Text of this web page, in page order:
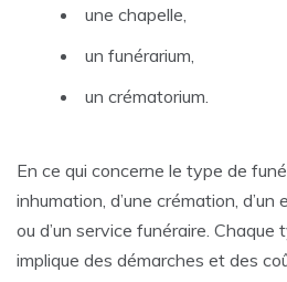
une chapelle,
un funérarium,
un crématorium.
En ce qui concerne le type de
inhumation, d’une crémation,
ou d’un service funéraire. Chaque
implique des démarches et des